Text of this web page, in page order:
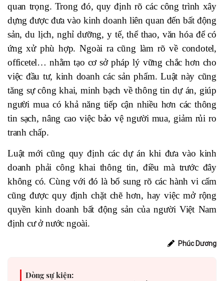
quan trọng. Trong đó, quy định rõ các công trình xây
dựng được đưa vào kinh doanh liên quan đến bất động
sản, du lịch, nghỉ dưỡng, y tế, thể thao, văn hóa để có
ứng xử phù hợp. Ngoài ra cũng làm rõ về condotel,
officetel… nhằm tạo cơ sở pháp lý vững chắc hơn cho
việc đầu tư, kinh doanh các sản phẩm. Luật này cũng
tăng sự công khai, minh bạch về thông tin dự án, giúp
người mua có khả năng tiếp cận nhiều hơn các thông
tin sạch, nâng cao việc bảo vệ người mua, giảm rủi ro
tranh chấp.
Luật mới cũng quy định các dự án khi đưa vào kinh
doanh phải công khai thông tin, điều mà trước đây
không có. Cùng với đó là bổ sung rõ các hành vi cấm
cũng được quy định chặt chẽ hơn, hay việc mở rộng
quyền kinh doanh bất động sản của người Việt Nam
định cư ở nước ngoài.
Phúc Dương
Dòng sự kiện: